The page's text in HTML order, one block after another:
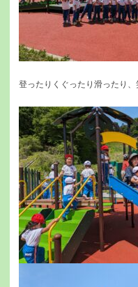
登ったりくぐったり滑ったり、